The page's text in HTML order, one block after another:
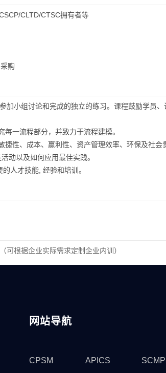
CLTD/CTSC拥有者等
购
小组讨论和完成的独立的练习。课程鼓励学员
一流程部分，并致力于流程建模。
性、成本、赢利性、资产管理效率、环保及社会
动以及如何应用最佳实践。
人才技能, 经验和培训。
可根据企业实际需求定制企业内训）
可根据企业实际需求，定制内训）
网站导航
CPSM APICS SCMP